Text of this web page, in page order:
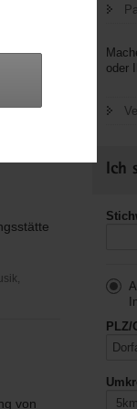
von
oder
Ich
PLZ/